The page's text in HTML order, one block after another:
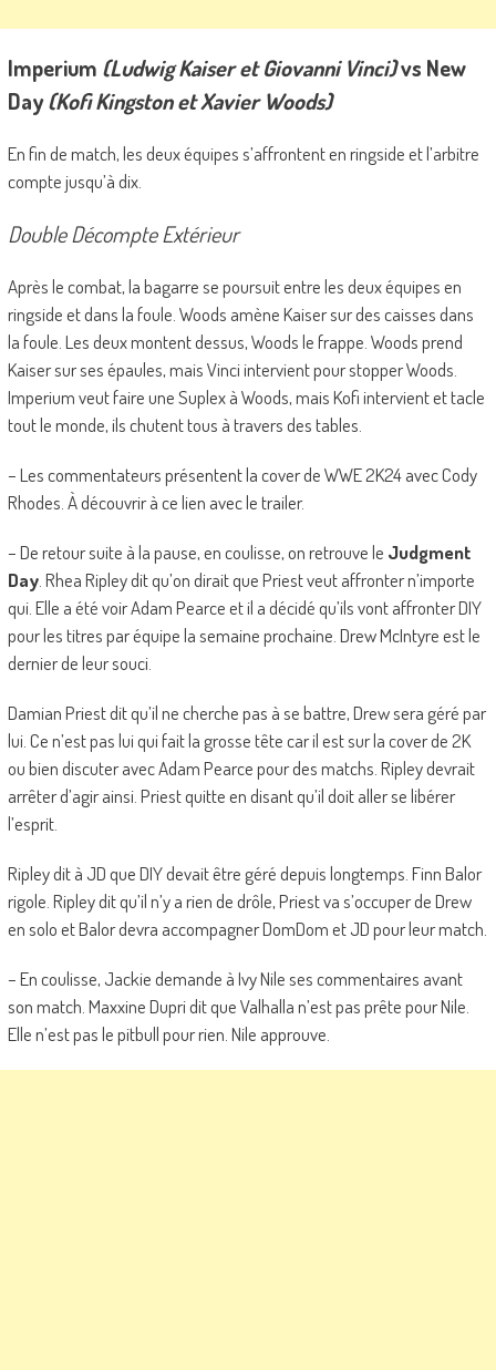
Imperium (Ludwig Kaiser et Giovanni Vinci)vs New
Day(Kofi Kingston et Xavier Woods)
En fin de match, les deux équipes s’affrontent en ringside et l’arbitre
compte jusqu’à dix.
Double Décompte Extérieur
Après le combat, la bagarre se poursuit entre les deux équipes en
ringside et dans la foule. Woods amène Kaiser sur des caisses dans
la foule. Les deux montent dessus, Woods le frappe. Woods prend
Kaiser sur ses épaules, mais Vinci intervient pour stopper Woods.
Imperium veut faire une Suplex à Woods, mais Kofi intervient et tacle
tout le monde, ils chutent tous à travers des tables.
– Les commentateurs présentent la cover de WWE 2K24 avec Cody
Rhodes. À découvrir à ce lien avec le trailer.
– De retour suite à la pause, en coulisse, on retrouve le Judgment
Day. Rhea Ripley dit qu’on dirait que Priest veut affronter n’importe
qui. Elle a été voir Adam Pearce et il a décidé qu’ils vont affronter DIY
pour les titres par équipe la semaine prochaine. Drew McIntyre est le
dernier de leur souci.
Damian Priest dit qu’il ne cherche pas à se battre, Drew sera géré par
lui. Ce n’est pas lui qui fait la grosse tête car il est sur la cover de 2K
ou bien discuter avec Adam Pearce pour des matchs. Ripley devrait
arrêter d’agir ainsi. Priest quitte en disant qu’il doit aller se libérer
l’esprit.
Ripley dit à JD que DIY devait être géré depuis longtemps. Finn Balor
rigole. Ripley dit qu’il n’y a rien de drôle, Priest va s’occuper de Drew
en solo et Balor devra accompagner DomDom et JD pour leur match.
– En coulisse, Jackie demande à Ivy Nile ses commentaires avant
son match. Maxxine Dupri dit que Valhalla n’est pas prête pour Nile.
Elle n’est pas le pitbull pour rien. Nile approuve.